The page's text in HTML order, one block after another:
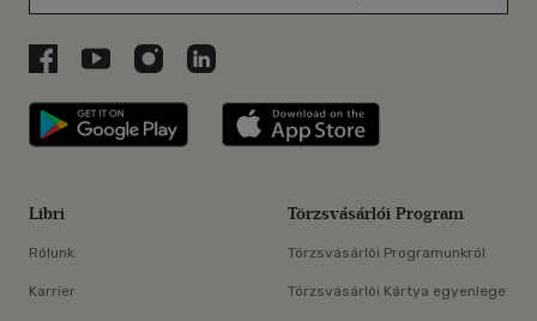
Libri a Facebookon
Libri a Youtube-on
Libri az Instagramon
Libri a LinkedInen
Libri applikáció Szerezd meg: Google
Libri
Rólunk
Karrier
Törzsvásárlói Program
Törzsvásárlói Programunkról
Törzsvásárlói Kártya egyenlege